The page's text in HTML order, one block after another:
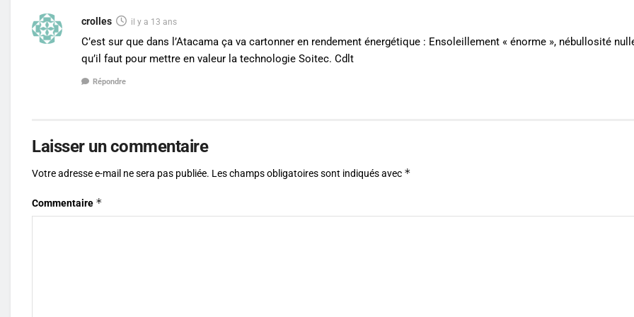
crolles il y a 13 ans
C’est sur que dans l’Atacama ça va cartonner en rendement énergétique : Ensoleillement « énorme », nébullosité
qu’il faut pour mettre en valeur la technologie Soitec. Cdlt
Répondre
Laisser un commentaire
Votre adresse e-mail ne sera pas publiée. Les champs obligatoires sont indiqués avec *
Commentaire *